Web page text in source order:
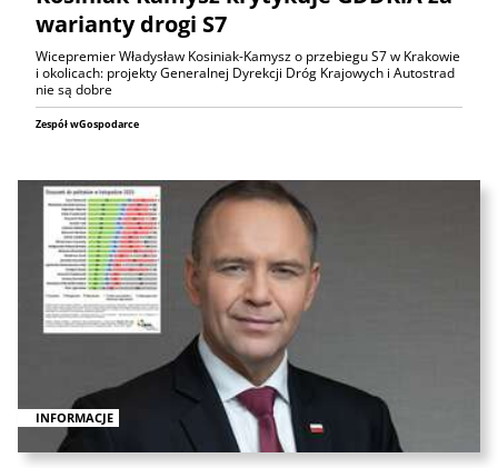
warianty drogi S7
Wicepremier Władysław Kosiniak-Kamysz o przebiegu S7 w Krakowie
i okolicach: projekty Generalnej Dyrekcji Dróg Krajowych i Autostrad
nie są dobre
Zespół wGospodarce
INFORMACJE